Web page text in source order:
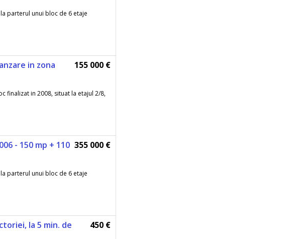
parterul unui bloc de 6 etaje
in zona 155 000 €
finalizat in 2008, situat la etajul 2/8,
- 150 mp + 110 355 000 €
parterul unui bloc de 6 etaje
la 5 min. de 450 €